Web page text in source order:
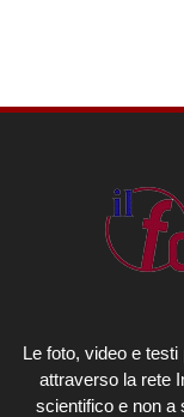
Le foto, video e
attraverso la rete
scientifico e non a